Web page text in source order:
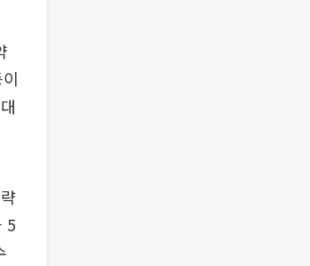
5